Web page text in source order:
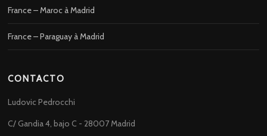
France – Maroc à Madrid
France – Paraguay à Madrid
CONTACTO
Ludovic Pedrocchi
C/ Gandia 4, bajo C - 28007 Madrid